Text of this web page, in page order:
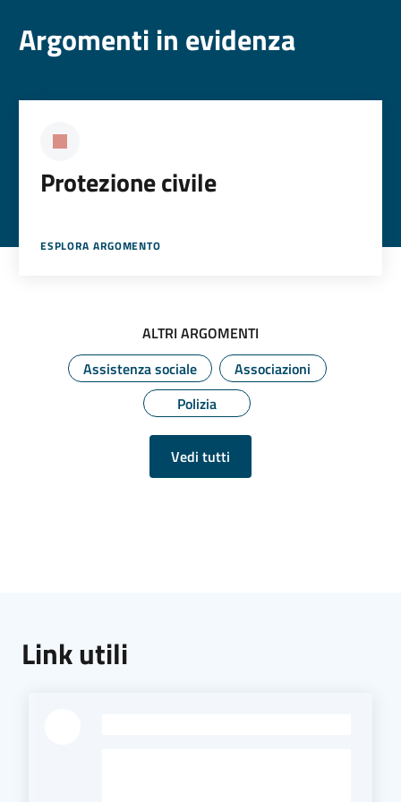
Argomenti in evidenza
Protezione civile
ESPLORA ARGOMENTO
ALTRI ARGOMENTI
Assistenza sociale
Associazioni
Polizia
Vedi tutti
Link utili